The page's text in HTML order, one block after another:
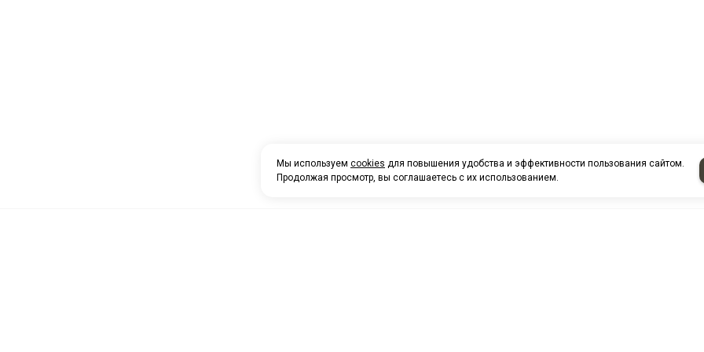
Мы используем cookies для повышения удобства и эффективности пользования сайтом.
Продолжая просмотр, вы соглашаетесь с их использованием.